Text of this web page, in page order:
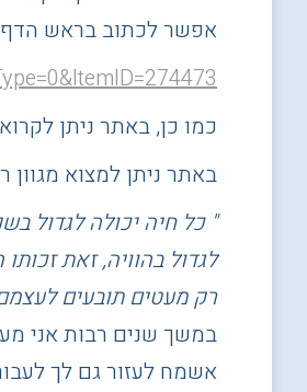
אפשר לכתוב בראש הדף
כמו כן, באתר ניתן לקרוא
באתר ניתן למצוא
" כל חיה יכולה לגדול
לגדול בהוויה, זאת
רק מעטים תובעים
במשך שנים רבות אני
אשמח לעזור גם לך